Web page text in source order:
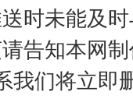
时未能及
告知本网
我们将立即
法